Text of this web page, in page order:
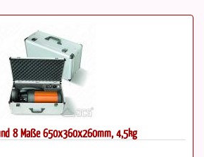
8 Maße 650x360x260mm, 4,5kg